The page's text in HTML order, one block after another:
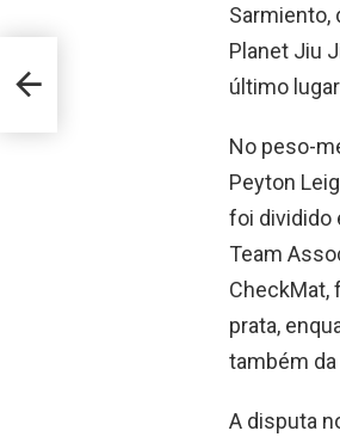
Sarmiento,
Planet Jiu
último
No peso-
Peyton
foi dividido
Team
CheckMat,
prata,
também
A disputa